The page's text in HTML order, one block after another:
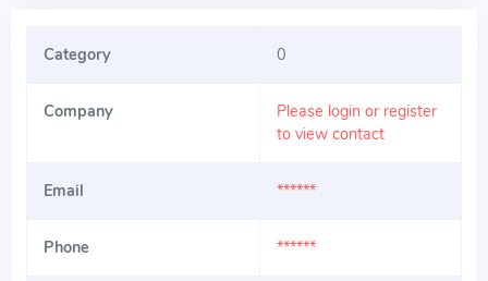
Category 0
Company
Please login or register
to view contact
Email ******
Phone ******